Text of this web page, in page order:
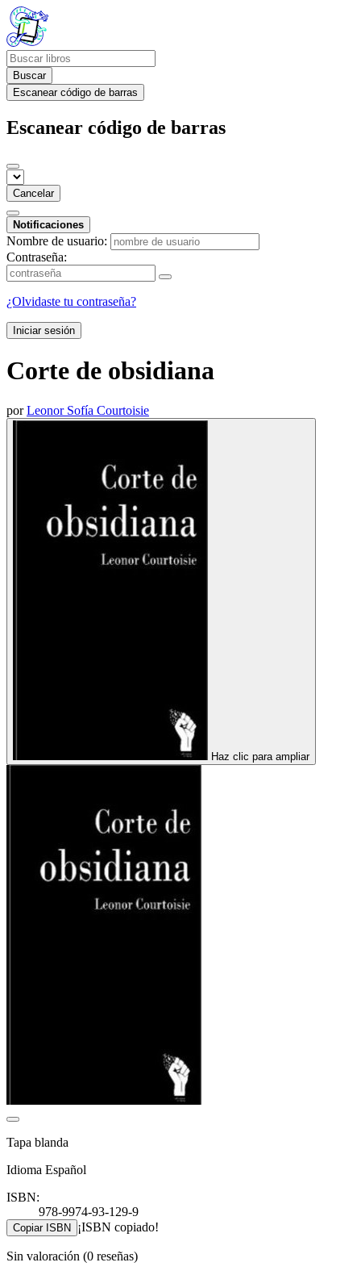
Buscar
Escanear código de barras
Escanear código de barras
Cancelar
Notificaciones
Nombre de usuario:
Contraseña:
¿Olvidaste tu contraseña?
Iniciar sesión
Corte de obsidiana
porLeonor Sofía Courtoisie
Haz clic para ampliar
Tapa blanda
Idioma Español
ISBN:
978-9974-93-129-9
Copiar ISBN ¡ISBN copiado!
Sin valoración (0 reseñas)